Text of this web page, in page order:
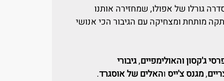
גורלו של אפולו, שמחזירה אותנו
מותחת ומצחיקה עם הגיבור הכי אנושי
ג'קסון והאולימפיים,גיבורי
,מגנס צ'ייס והאלים של אוסגרד.